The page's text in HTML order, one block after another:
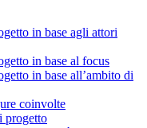
in base agli attori
in base al focus
in base all’ambito di
coinvolte
progetto